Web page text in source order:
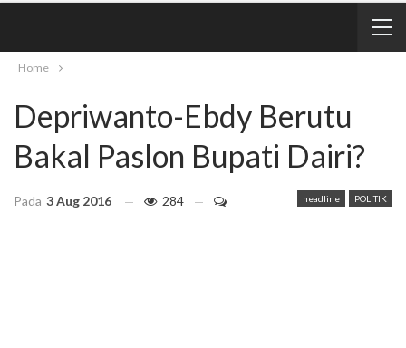
Home
Depriwanto-Ebdy Berutu
Bakal Paslon Bupati Dairi?
headline POLITIK
Pada 3 Aug 2016 284